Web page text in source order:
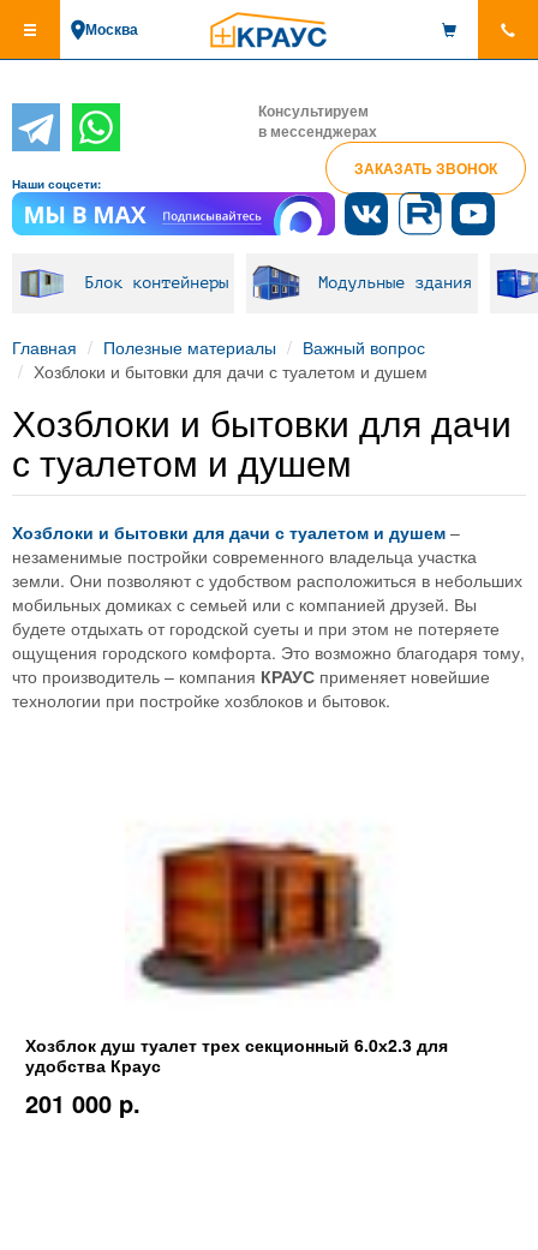
основному
Москва
Консультируем
в мессенджерах
ЗАКАЗАТЬ ЗВОНОК
Наши соцсети:
Блок контейнеры Модульные здания
Главная Полезные материалы
Важный вопрос
Хозблоки и бытовки для дачи с туалетом и душем
Хозблоки и бытовки для дачи
с туалетом и душем
Хозблоки и бытовки для дачи с туалетом и душем –
незаменимые постройки современного владельца участка
земли. Они позволяют с удобством расположиться в небольших
мобильных домиках с семьей или с компанией друзей. Вы
будете отдыхать от городской суеты и при этом не потеряете
ощущения городского комфорта. Это возможно благодаря тому,
что производитель – компания КРАУС применяет новейшие
технологии при постройке хозблоков и бытовок.
Хозблок душ туалет трех секционный 6.0х2.3 для
удобства Краус
201 000 p.